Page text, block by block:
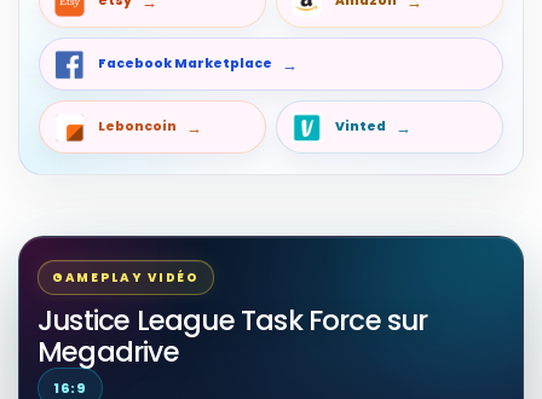
Facebook Marketplace
Leboncoin Vinted
GAMEPLAY VIDÉO
Justice League Task Force sur
Megadrive
16:9